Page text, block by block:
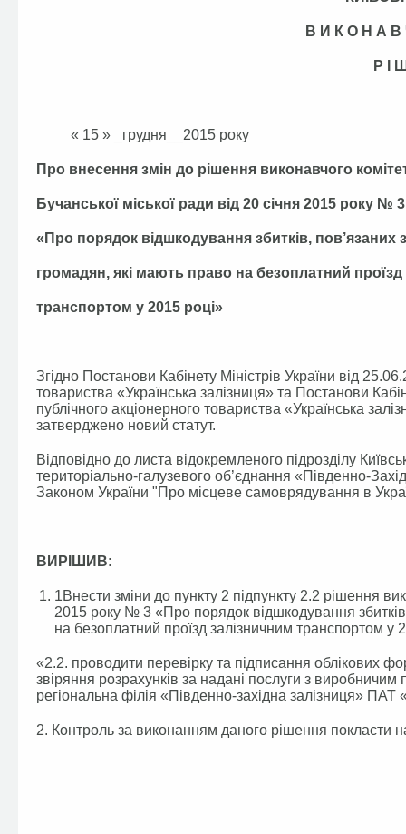
В И К О Н А В
Р І
« 15 »
Про внесення змін до рішення виконавчого
Бучанської міської ради від 20 січня 2015 року № 3
«Про порядок відшкодування збитків, пов’язаних
громадян, які мають право на безоплатний проїзд
транспортом у 2015 році»
Згідно Постанови Кабінету Міністрів України від
товариства «Українська залізниця» та Постанови
публічного акціонерного товариства «Українська
затверджено новий статут.
Відповідно до листа відокремленого підрозділу
територіально-галузевого об’єднання «Південно-
Законом України "Про місцеве самоврядування в
ВИРІШИВ:
1Внести зміни до пункту 2 підпункту 2.2 рішення
2015 року № 3 «Про порядок відшкодування
на безоплатний проїзд залізничним транспортом у
«2.2. проводити перевірку та підписання облікових
звіряння розрахунків за надані послуги з виробничим
регіональна філія «Південно-західна залізниця» ПАТ
2. Контроль за виконанням даного рішення покласти